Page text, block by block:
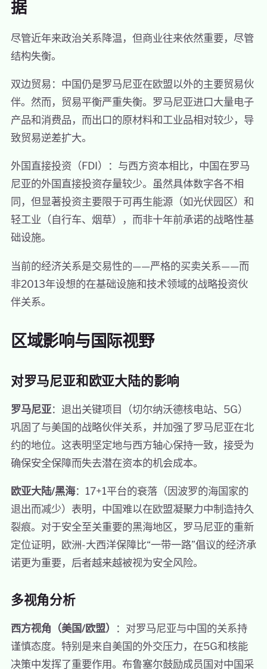
据
尽管近年来政治关系降温，但商业往来依然重要，尽管
结构失衡。
双边贸易：中国仍是罗马尼亚在欧盟以外的主要贸易伙
伴。然而，贸易平衡严重失衡。罗马尼亚进口大量电子
产品和消费品，而出口的原材料和工业品相对较少，导
致贸易逆差扩大。
外国直接投资（FDI）：与西方资本相比，中国在罗马
尼亚的外国直接投资存量较少。虽然具体数字各不相
同，但显著投资主要限于可再生能源（如光伏园区）和
轻工业（自行车、烟草），而非十年前承诺的战略性基
础设施。
当前的经济关系是交易性的——严格的买卖关系——而
非2013年设想的在基础设施和技术领域的战略投资伙
伴关系。
区域影响与国际视野
对罗马尼亚和欧亚大陆的影响
罗马尼亚：退出关键项目（切尔纳沃德核电站、5G）
巩固了与美国的战略伙伴关系，并加强了罗马尼亚在北
约的地位。这表明坚定地与西方轴心保持一致，接受为
确保安全保障而失去潜在资本的机会成本。
欧亚大陆/黑海：17+1平台的衰落（因波罗的海国家的
退出而减少）表明，中国难以在欧盟凝聚力中制造持久
裂痕。对于安全至关重要的黑海地区，罗马尼亚的重新
定位证明，欧洲-大西洋保障比“一带一路”倡议的经济承
诺更为重要，后者越来越被视为安全风险。
多视角分析
西方视角（美国/欧盟）
：对罗马尼亚与中国的关系持
谨慎态度。特别是来自美国的外交压力，在5G和核能
决策中发挥了重要作用。布鲁塞尔鼓励成员国对中国采